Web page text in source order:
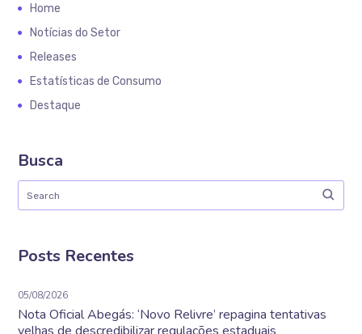
Home
Notícias do Setor
Releases
Estatísticas de Consumo
Destaque
Busca
Posts Recentes
05/08/2026
Nota Oficial Abegás: ‘Novo Relivre’ repagina tentativas